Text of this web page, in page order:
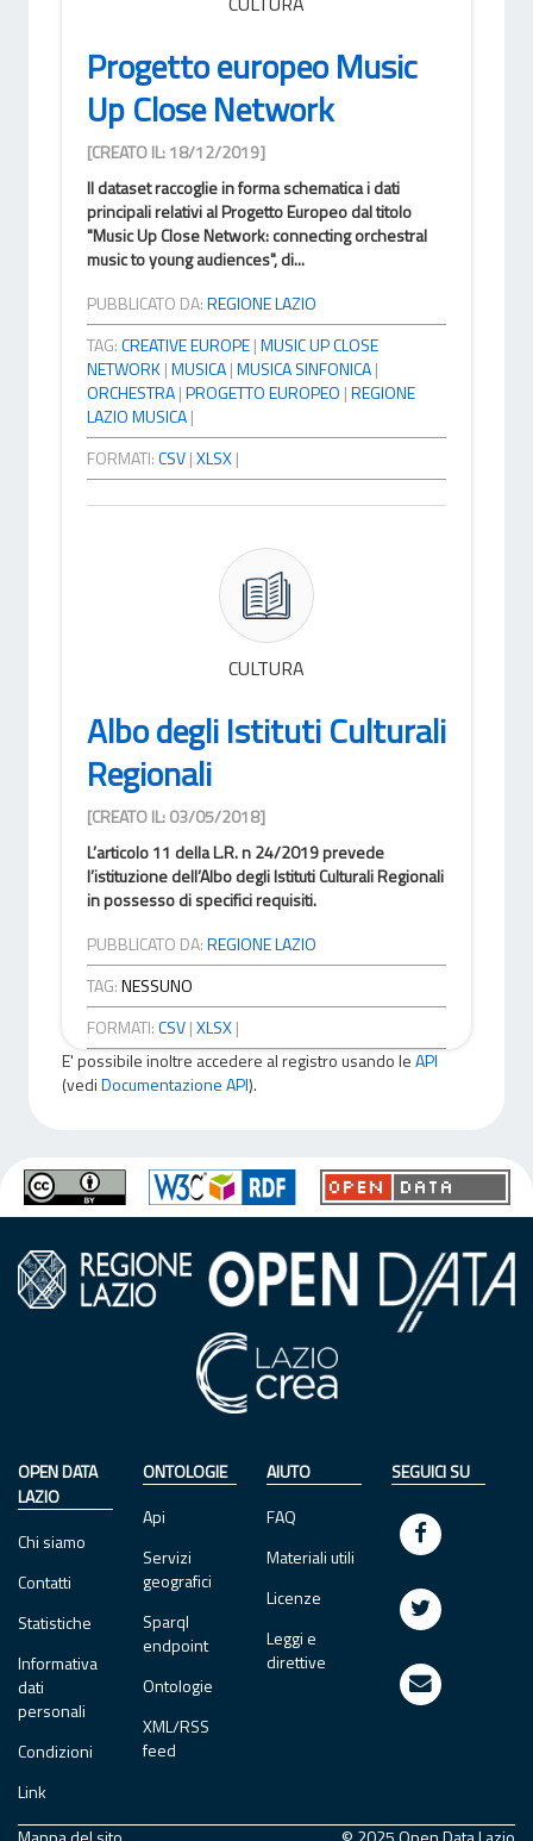
Progetto europeo Music
Up Close Network
[CREATO IL: 18/12/2019]
Il dataset raccoglie in forma schematica i dati
principali relativi al Progetto Europeo dal titolo
"Music Up Close Network: connecting orchestral
music to young audiences", di...
PUBBLICATO DA:REGIONE LAZIO
TAG:CREATIVE EUROPE|MUSIC UP CLOSE
NETWORK|MUSICA|MUSICA SINFONICA|
ORCHESTRA|PROGETTO EUROPEO |REGIONE
LAZIO MUSICA|
FORMATI:CSV|XLSX|
CULTURA
Albo degli Istituti Culturali
Regionali
[CREATO IL: 03/05/2018]
L’articolo 11 della L.R. n 24/2019 prevede
l’istituzione dell’Albo degli Istituti Culturali Regionali
in possesso di specifici requisiti.
PUBBLICATO DA:REGIONE LAZIO
TAG:NESSUNO
FORMATI:CSV|XLSX|
E' possibile inoltre accedere al registro usando leAPI
(vediDocumentazione API).
OPEN DATA
LAZIO
Chi siamo
Contatti
Statistiche
Informativa
dati
personali
Condizioni
Link
ONTOLOGIE
Api
Servizi
geografici
Sparql
endpoint
Ontologie
XML/RSS
feed
AIUTO
FAQ
Materiali utili
Licenze
Leggi e
direttive
SEGUICI SU